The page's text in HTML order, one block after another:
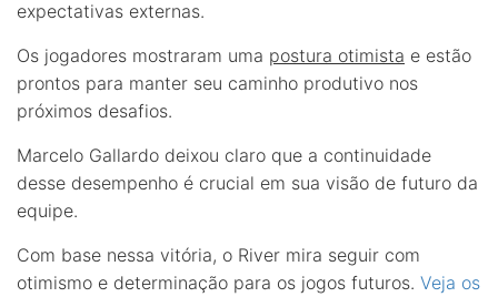
expectativas externas.
Os jogadores mostraram uma postura otimista e estão
prontos para manter seu caminho produtivo nos
próximos desafios.
Marcelo Gallardo deixou claro que a continuidade
desse desempenho é crucial em sua visão de futuro da
equipe.
Com base nessa vitória, o River mira seguir com
otimismo e determinação para os jogos futuros. Veja os